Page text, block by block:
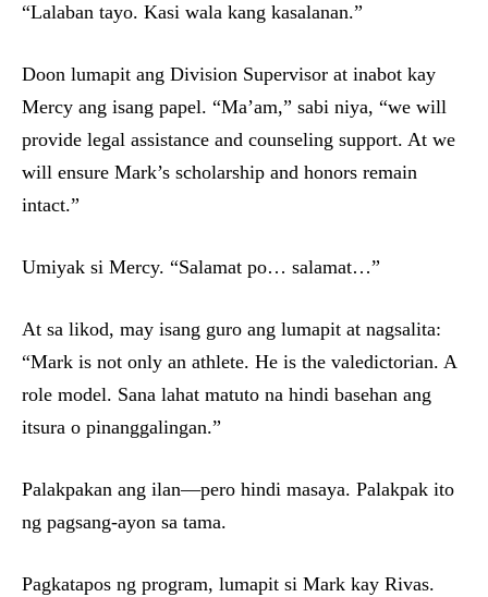
“Lalaban tayo. Kasi wala kang kasalanan.”
Doon lumapit ang Division Supervisor at inabot kay
Mercy ang isang papel. “Ma’am,” sabi niya, “we will
provide legal assistance and counseling support. At we
will ensure Mark’s scholarship and honors remain
intact.”
Umiyak si Mercy. “Salamat po… salamat…”
At sa likod, may isang guro ang lumapit at nagsalita:
“Mark is not only an athlete. He is the valedictorian. A
role model. Sana lahat matuto na hindi basehan ang
itsura o pinanggalingan.”
Palakpakan ang ilan—pero hindi masaya. Palakpak ito
ng pagsang-ayon sa tama.
Pagkatapos ng program, lumapit si Mark kay Rivas.